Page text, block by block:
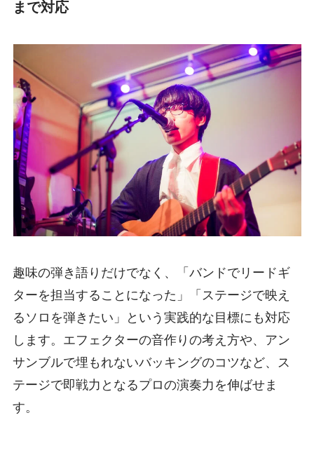
まで対応
趣味の弾き語りだけでなく、「バンドでリードギ
ターを担当することになった」「ステージで映え
るソロを弾きたい」という実践的な目標にも対応
します。エフェクターの音作りの考え方や、アン
サンブルで埋もれないバッキングのコツなど、ス
テージで即戦力となるプロの演奏力を伸ばせま
す。